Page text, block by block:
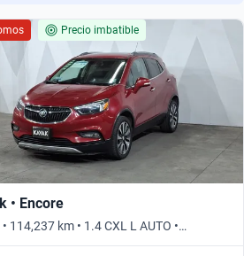
Precio imbatible
• Encore
114,237 km • 1.4 CXL L AUTO •